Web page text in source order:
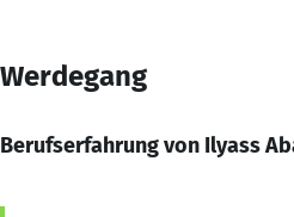
Werdegang
Berufserfahrung von Ilyass